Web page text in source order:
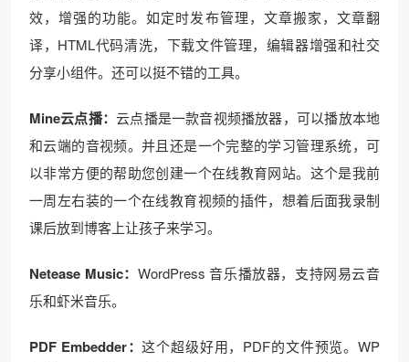
效，增强的功能。如定时发布管理，文章搬家，文章翻
译，HTML代码清洗，下载文件管理，编辑器增强和社交
分享小组件。还可以挺不错的工具。
Mine云点播：云点播是一款音视频播放器，可以播放本地
和云端的音视频。并且还是一个完整的学习管理系统，可
以非常方便的帮助您创建一个在线教育网站。这个是我前
一周左右装的一个在线教育视频的插件，想着后面我录制
课后放到博客上让孩子来学习。
Netease Music： WordPress 音乐播放器，支持网易云音
乐和虾米音乐。
PDF Embedder：这个超级好用，PDF的文件预览。WP